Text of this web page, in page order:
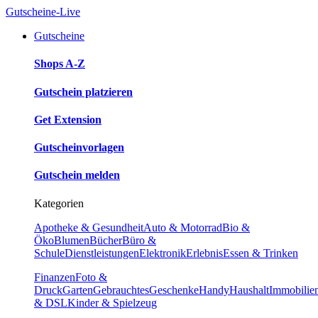
Gutscheine-Live
Gutscheine
Shops A-Z
Gutschein platzieren
Get Extension
Gutscheinvorlagen
Gutschein melden
Kategorien
Apotheke & GesundheitAuto & MotorradBio &
ÖkoBlumenBücherBüro &
SchuleDienstleistungenElektronikErlebnisEssen & Trinken
FinanzenFoto &
DruckGartenGebrauchtesGeschenkeHandyHaushalt
& DSLKinder & Spielzeug